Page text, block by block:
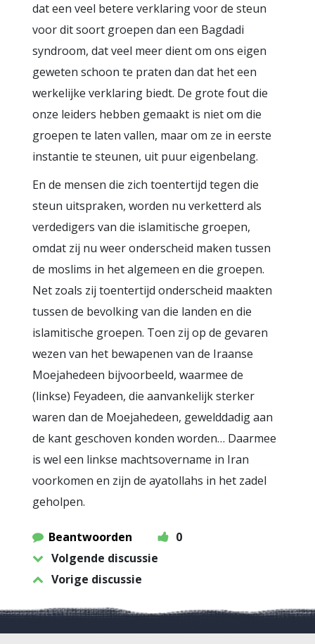
dat een veel betere verklaring voor de steun
voor dit soort groepen dan een Bagdadi
syndroom, dat veel meer dient om ons eigen
geweten schoon te praten dan dat het een
werkelijke verklaring biedt. De grote fout die
onze leiders hebben gemaakt is niet om die
groepen te laten vallen, maar om ze in eerste
instantie te steunen, uit puur eigenbelang.
En de mensen die zich toentertijd tegen die
steun uitspraken, worden nu verketterd als
verdedigers van die islamitische groepen,
omdat zij nu weer onderscheid maken tussen
de moslims in het algemeen en die groepen.
Net zoals zij toentertijd onderscheid maakten
tussen de bevolking van die landen en die
islamitische groepen. Toen zij op de gevaren
wezen van het bewapenen van de Iraanse
Moejahedeen bijvoorbeeld, waarmee de
(linkse) Feyadeen, die aanvankelijk sterker
waren dan de Moejahedeen, gewelddadig aan
de kant geschoven konden worden… Daarmee
is wel een linkse machtsovername in Iran
voorkomen en zijn de ayatollahs in het zadel
geholpen.
Beantwoorden
0
Volgende discussie
Vorige discussie